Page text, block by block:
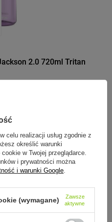
2.0 720ml Tritan
30 dni przed
zł -17%
celu realizacji usług zgodnie z
określić warunki
w Twojej przeglądarce.
i prywatności można
i warunki Google.
(wymagane)
Zawsze
aktywne